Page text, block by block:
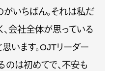
がいちばん。それは私だ
、会社全体が思っている
思います。OJTリーダー
のは初めてで、不安も